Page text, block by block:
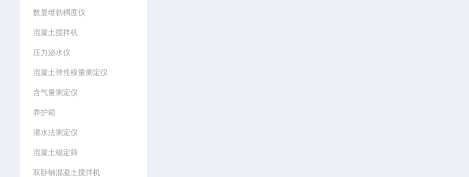
数显维勃稠度仪
混凝土搅拌机
压力泌水仪
混凝土弹性模量测定仪
含气量测定仪
养护箱
灌水法测定仪
混凝土稳定筛
双卧轴混凝土搅拌机